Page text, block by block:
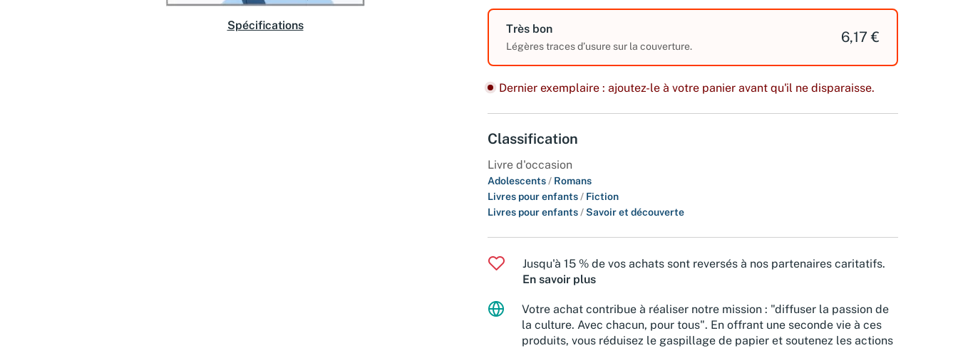
Spécifications Très bon
Légères traces d’usure sur la couverture.
6,17 €
Dernier exemplaire : ajoutez-le à votre panier avant qu'il ne disparaisse.
Classification
Livre d'occasion
Adolescents / Romans
Livres pour enfants / Fiction
Livres pour enfants /Savoir et découverte
Jusqu'à 15 % de vos achats sont reversés à nos partenaires caritatifs.
En savoir plus
Votre achat contribue à réaliser notre mission : "diffuser la passion de
la culture. Avec chacun, pour tous". En offrant une seconde vie à ces
produits, vous réduisez le gaspillage de papier et soutenez les actions